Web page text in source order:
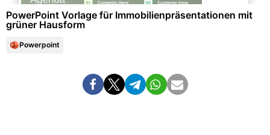
PowerPoint Vorlage für Immobilienpräsentationen mit
grüner Hausform
Powerpoint